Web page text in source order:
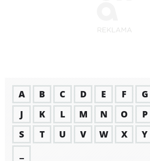
A B C D E F G
J
K L M N O P
S
T U V W X Y